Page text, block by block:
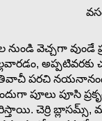
నుండి వెచ్చగా
అప్పటివరకు
పరచి నయనానందం
పూలు పూసి
చెర్రి